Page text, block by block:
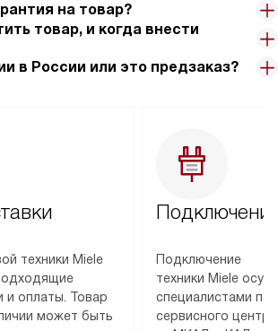
на товар?
товар, и когда внести
в России или это предзаказ?
техники Miele
и оплаты. Товар
может быть
Подключение
техники Miele
специалистами
сервисного